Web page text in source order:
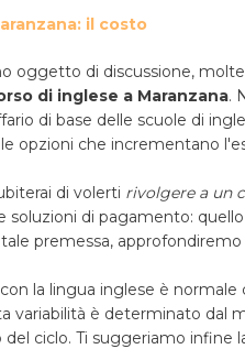
il costo
oggetto di discussione,
di inglese a Maranzana.
di base delle scuole di
opzioni che incrementano
di volerti rivolgere a un
di pagamento:
premessa,
la lingua inglese è
variabilità è determinato dal
ciclo. Ti suggeriamo infine